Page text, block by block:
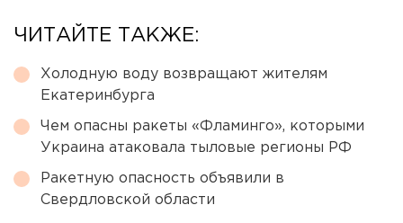
ЧИТАЙТЕ ТАКЖЕ:
Холодную воду возвращают жителям
Екатеринбурга
Чем опасны ракеты «Фламинго», которыми
Украина атаковала тыловые регионы РФ
Ракетную опасность объявили в
Свердловской области